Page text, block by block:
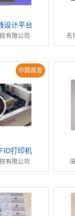
设计平台
有限公司 名
中国首发
打印机
有限公司